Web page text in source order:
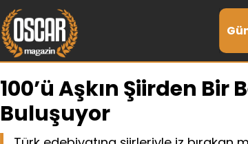
100’ü Aşkın Şiirden
Buluşuyor